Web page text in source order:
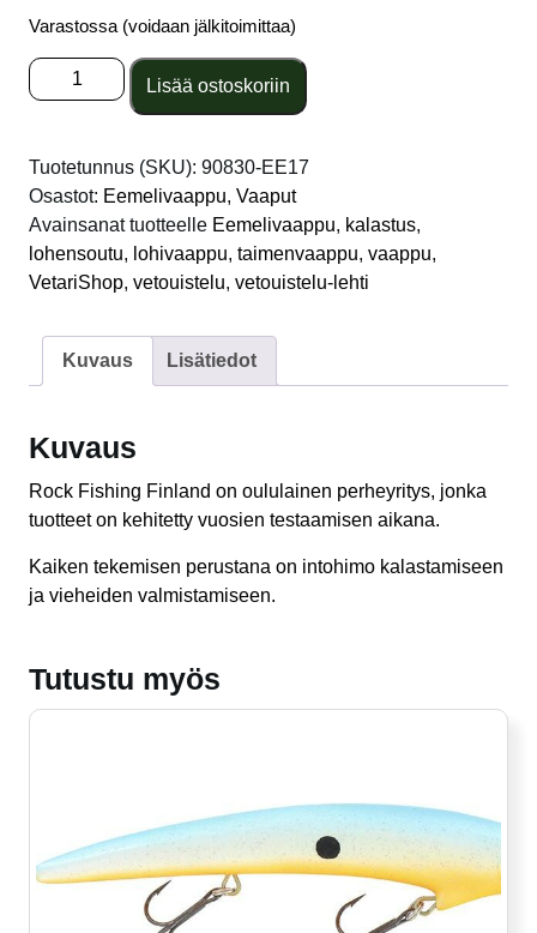
Varastossa (voidaan jälkitoimittaa)
Eemelivaappu
Original
60mm
EE17
Päällikkö
määrä
Lisää ostoskoriin
Tuotetunnus (SKU): 90830-EE17
Osastot: Eemelivaappu, Vaaput
Avainsanat tuotteelle Eemelivaappu, kalastus,
lohensoutu, lohivaappu, taimenvaappu, vaappu,
VetariShop, vetouistelu, vetouistelu-lehti
Kuvaus Lisätiedot
Kuvaus
Rock Fishing Finland on oululainen perheyritys, jonka
tuotteet on kehitetty vuosien testaamisen aikana.
Kaiken tekemisen perustana on intohimo kalastamiseen
ja vieheiden valmistamiseen.
Tutustu myös